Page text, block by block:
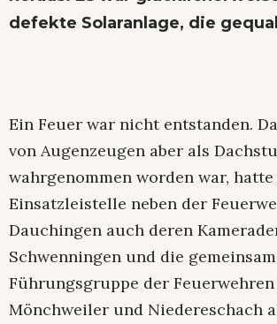
defekte Solaranlage, die
Ein Feuer war nicht entstanden.
von Augenzeugen aber als
wahrgenommen worden war,
Einsatzleistelle neben der
Dauchingen auch deren
Schwenningen und die
Führungsgruppe der
Mönchweiler und Niedereschach